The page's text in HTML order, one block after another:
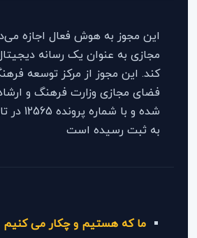
این مجوز به هوش فعال اجازه
مجازی به عنوان یک رسانه
کند. این مجوز از مرکز توسعه
فضای مجازی وزارت فرهنگ و
به ثبت رسیده است
ما که هستیم و چکار می کنیم